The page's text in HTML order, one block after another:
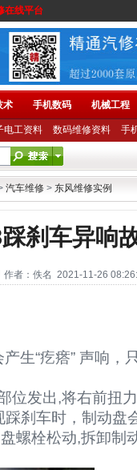
在线平台
术 手机数码 机械工程
电工资料 数码维修资料 手
汽车维修 > 东风维修实例
刹车异响
作者：佚名 2021-11-26
生“疙瘩” 声响，
位发出,将右前扭
踩刹车时，制动盘
螺栓松动,拆卸制